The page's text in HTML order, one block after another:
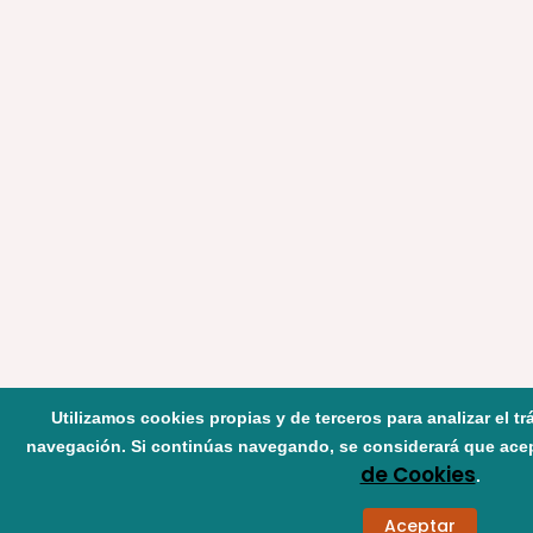
Utilizamos cookies propias y de terceros para analizar el
navegación. Si continúas navegando, se considerará que
de Cookies.
Aceptar